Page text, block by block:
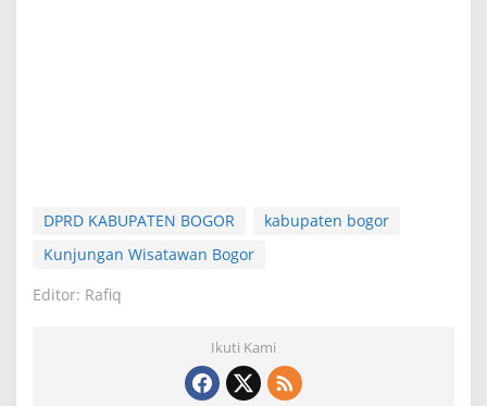
DPRD KABUPATEN BOGOR
kabupaten bogor
Kunjungan Wisatawan Bogor
Editor: Rafiq
Ikuti Kami